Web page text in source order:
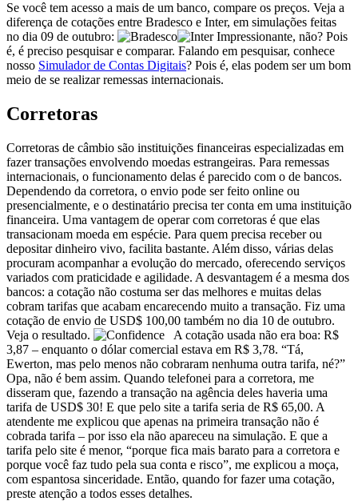
Se você tem acesso a mais de um banco, compare os preços. Veja a
diferença de cotações entre Bradesco e Inter, em simulações feitas
no dia 09 de outubro:
Impressionante, não? Pois
é, é preciso pesquisar e comparar. Falando em pesquisar, conhece
nosso Simulador de Contas Digitais? Pois é, elas podem ser um bom
meio de se realizar remessas internacionais.
Corretoras
Corretoras de câmbio são instituições financeiras especializadas em
fazer transações envolvendo moedas estrangeiras. Para remessas
internacionais, o funcionamento delas é parecido com o de bancos.
Dependendo da corretora, o envio pode ser feito online ou
presencialmente, e o destinatário precisa ter conta em uma instituição
financeira. Uma vantagem de operar com corretoras é que elas
transacionam moeda em espécie. Para quem precisa receber ou
depositar dinheiro vivo, facilita bastante. Além disso, várias delas
procuram acompanhar a evolução do mercado, oferecendo serviços
variados com praticidade e agilidade. A desvantagem é a mesma dos
bancos: a cotação não costuma ser das melhores e muitas delas
cobram tarifas que acabam encarecendo muito a transação. Fiz uma
cotação de envio de USD$ 100,00 também no dia 10 de outubro.
Veja o resultado.
A cotação usada não era boa: R$
3,87 – enquanto o dólar comercial estava em R$ 3,78. “Tá,
Ewerton, mas pelo menos não cobraram nenhuma outra tarifa, né?”
Opa, não é bem assim. Quando telefonei para a corretora, me
disseram que, fazendo a transação na agência deles haveria uma
tarifa de USD$ 30! E que pelo site a tarifa seria de R$ 65,00. A
atendente me explicou que apenas na primeira transação não é
cobrada tarifa – por isso ela não apareceu na simulação. E que a
tarifa pelo site é menor, “porque fica mais barato para a corretora e
porque você faz tudo pela sua conta e risco”, me explicou a moça,
com espantosa sinceridade. Então, quando for fazer uma cotação,
preste atenção a todos esses detalhes.